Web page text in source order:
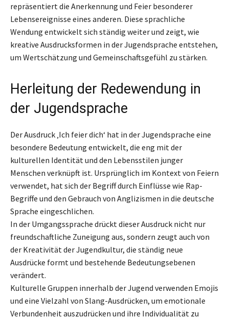
repräsentiert die Anerkennung und Feier besonderer
Lebensereignisse eines anderen. Diese sprachliche
Wendung entwickelt sich ständig weiter und zeigt, wie
kreative Ausdrucksformen in der Jugendsprache entstehen,
um Wertschätzung und Gemeinschaftsgefühl zu stärken.
Herleitung der Redewendung in
der Jugendsprache
Der Ausdruck ‚Ich feier dich‘ hat in der Jugendsprache eine
besondere Bedeutung entwickelt, die eng mit der
kulturellen Identität und den Lebensstilen junger
Menschen verknüpft ist. Ursprünglich im Kontext von Feiern
verwendet, hat sich der Begriff durch Einflüsse wie Rap-
Begriffe und den Gebrauch von Anglizismen in die deutsche
Sprache eingeschlichen.
In der Umgangssprache drückt dieser Ausdruck nicht nur
freundschaftliche Zuneigung aus, sondern zeugt auch von
der Kreativität der Jugendkultur, die ständig neue
Ausdrücke formt und bestehende Bedeutungsebenen
verändert.
Kulturelle Gruppen innerhalb der Jugend verwenden Emojis
und eine Vielzahl von Slang-Ausdrücken, um emotionale
Verbundenheit auszudrücken und ihre Individualität zu